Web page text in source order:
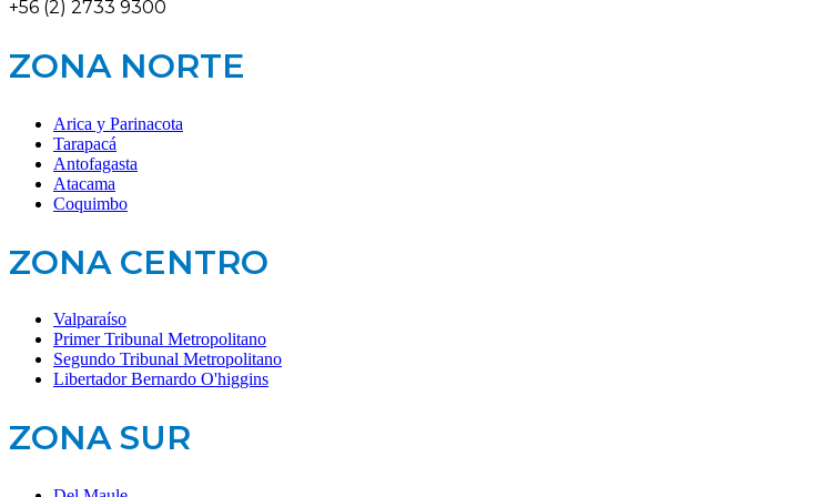
+56 (2) 2733 9300
ZONA NORTE
Arica y Parinacota
Tarapacá
Antofagasta
Atacama
Coquimbo
ZONA CENTRO
Valparaíso
Primer Tribunal Metropolitano
Segundo Tribunal Metropolitano
Libertador Bernardo O'higgins
ZONA SUR